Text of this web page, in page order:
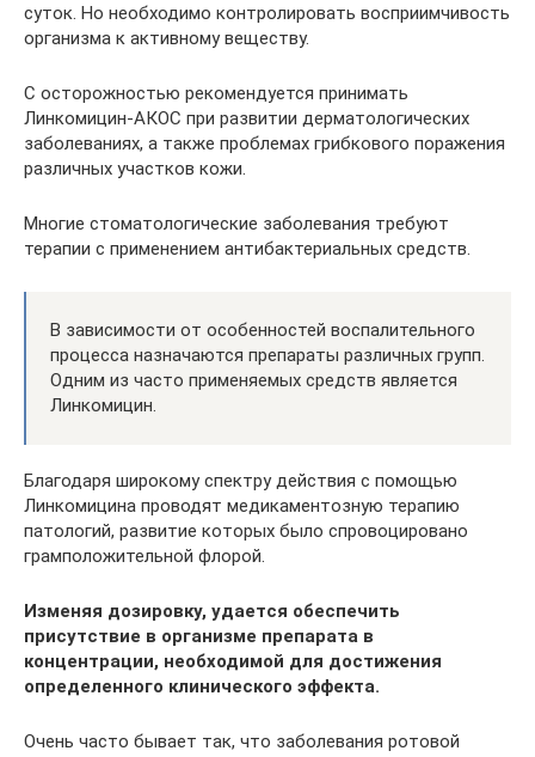
суток. Но необходимо контролировать восприимчивость
организма к активному веществу.
С осторожностью рекомендуется принимать
Линкомицин-АКОС при развитии дерматологических
заболеваниях, а также проблемах грибкового поражения
различных участков кожи.
Многие стоматологические заболевания требуют
терапии с применением антибактериальных средств.
В зависимости от особенностей воспалительного
процесса назначаются препараты различных групп.
Одним из часто применяемых средств является
Линкомицин.
Благодаря широкому спектру действия с помощью
Линкомицина проводят медикаментозную терапию
патологий, развитие которых было спровоцировано
грамположительной флорой.
Изменяя дозировку, удается обеспечить
присутствие в организме препарата в
концентрации, необходимой для достижения
определенного клинического эффекта.
Очень часто бывает так, что заболевания ротовой